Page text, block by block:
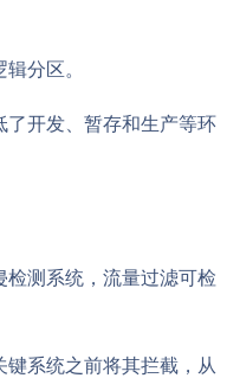
分区。
了开发、暂存和生产等环
测系统，流量过滤可检
系统之前将其拦截，从